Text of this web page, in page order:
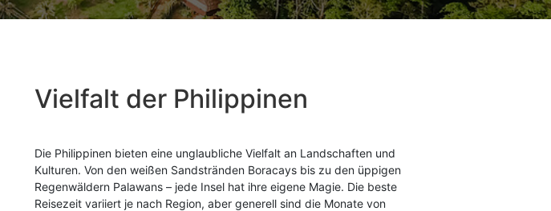
Vielfalt der Philippinen
Die Philippinen bieten eine unglaubliche Vielfalt an Landschaften und
Kulturen. Von den weißen Sandstränden Boracays bis zu den üppigen
Regenwäldern Palawans – jede Insel hat ihre eigene Magie. Die beste
Reisezeit variiert je nach Region, aber generell sind die Monate von